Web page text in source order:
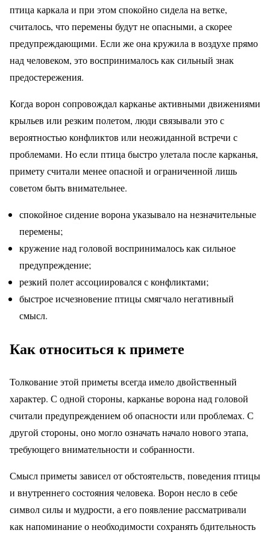
птица каркала и при этом спокойно сидела на ветке,
считалось, что перемены будут не опасными, а скорее
предупреждающими. Если же она кружила в воздухе прямо
над человеком, это воспринималось как сильный знак
предостережения.
Когда ворон сопровождал карканье активными движениями
крыльев или резким полетом, люди связывали это с
вероятностью конфликтов или неожиданной встречи с
проблемами. Но если птица быстро улетала после карканья,
примету считали менее опасной и ограниченной лишь
советом быть внимательнее.
спокойное сидение ворона указывало на незначительные
перемены;
кружение над головой воспринималось как сильное
предупреждение;
резкий полет ассоциировался с конфликтами;
быстрое исчезновение птицы смягчало негативный
смысл.
Как относиться к примете
Толкование этой приметы всегда имело двойственный
характер. С одной стороны, карканье ворона над головой
считали предупреждением об опасности или проблемах. С
другой стороны, оно могло означать начало нового этапа,
требующего внимательности и собранности.
Смысл приметы зависел от обстоятельств, поведения птицы
и внутреннего состояния человека. Ворон несло в себе
символ силы и мудрости, а его появление рассматривали
как напоминание о необходимости сохранять бдительность